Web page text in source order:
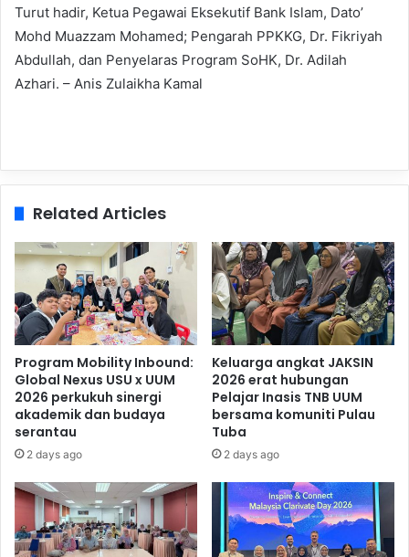
Turut hadir, Ketua Pegawai Eksekutif Bank Islam, Dato’
Mohd Muazzam Mohamed; Pengarah PPKKG, Dr. Fikriyah
Abdullah, dan Penyelaras Program SoHK, Dr. Adilah
Azhari. – Anis Zulaikha Kamal
Related Articles
Program Mobility Inbound:
Global Nexus USU x UUM
2026 perkukuh sinergi
akademik dan budaya
serantau
2 days ago
Keluarga angkat JAKSIN
2026 erat hubungan
Pelajar Inasis TNB UUM
bersama komuniti Pulau
Tuba
2 days ago